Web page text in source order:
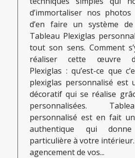
d’immortaliser nos
d’en faire un système
Tableau Plexiglas
tout son sens. Comment
réaliser cette œuvre
Plexiglas : qu’est-ce que
plexiglas personnalisé est
décoratif qui se réalise
personnalisées.
personnalisé est en fait
authentique qui
particulière à votre
agencement de vos...